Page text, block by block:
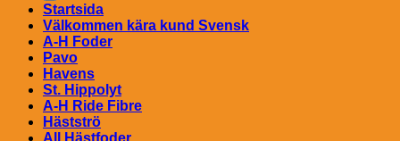
Startsida
Välkommen kära kund Svensk
A-H Foder
Pavo
Havens
St. Hippolyt
A-H Ride Fibre
Hästströ
All Hästfoder